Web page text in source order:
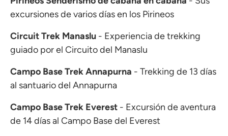
excursiones de varios días en los Pirineos
Circuit Trek Manaslu - Experiencia de trekking
guiado por el Circuito del Manaslu
Campo Base Trek Annapurna - Trekking de 13 días
al santuario del Annapurna
Campo Base Trek Everest - Excursión de aventura
de 14 días al Campo Base del Everest